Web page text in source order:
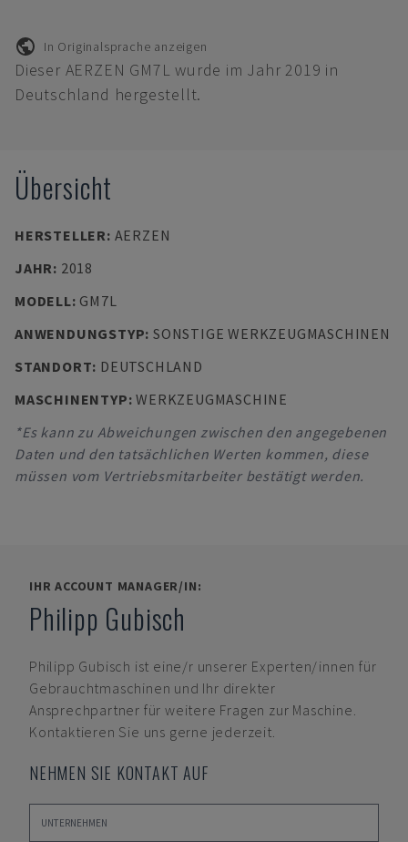
In Originalsprache anzeigen
Dieser AERZEN GM7L wurde im Jahr 2019 in
Deutschland hergestellt.
Übersicht
HERSTELLER: AERZEN
JAHR: 2018
MODELL: GM7L
ANWENDUNGSTYP: SONSTIGE WERKZEUGMASCHINEN
STANDORT: DEUTSCHLAND
MASCHINENTYP:WERKZEUGMASCHINE
*Es kann zu Abweichungen zwischen den angegebenen
Daten und den tatsächlichen Werten kommen, diese
müssen vom Vertriebsmitarbeiter bestätigt werden.
IHR ACCOUNT MANAGER/IN:
Philipp Gubisch
Philipp Gubisch ist eine/r unserer Experten/innen für
Gebrauchtmaschinen und Ihr direkter
Ansprechpartner für weitere Fragen zur Maschine.
Kontaktieren Sie uns gerne jederzeit.
NEHMEN SIE KONTAKT AUF